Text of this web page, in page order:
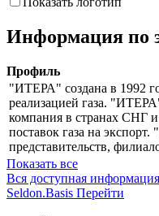
Информация по
Профиль
"ИТЕРА" создана в 1992
реализацией газа.
компания в странах СНГ
поставок газа на
представительств,
Показать все
Вся доступная
Seldon.Basis Перейти